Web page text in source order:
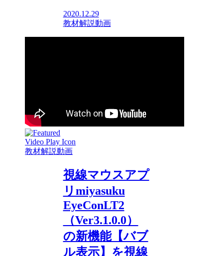
2020.12.29
教材解説動画
教材解説動画
視線マウスアプ
リmiyasuku
EyeConLT2
（Ver3.1.0.0）
の新機能【バブ
ル表示】を視線